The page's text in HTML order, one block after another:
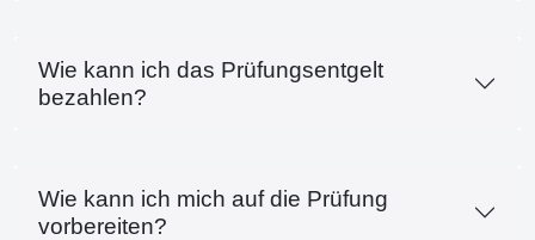
Wie kann ich das Prüfungsentgelt
bezahlen?
Wie kann ich mich auf die Prüfung
vorbereiten?